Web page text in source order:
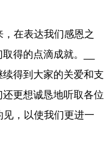
在表达我们感恩之
得的点滴成就。__
得到大家的关爱和支
更想诚恳地听取各位
，以使我们更进一